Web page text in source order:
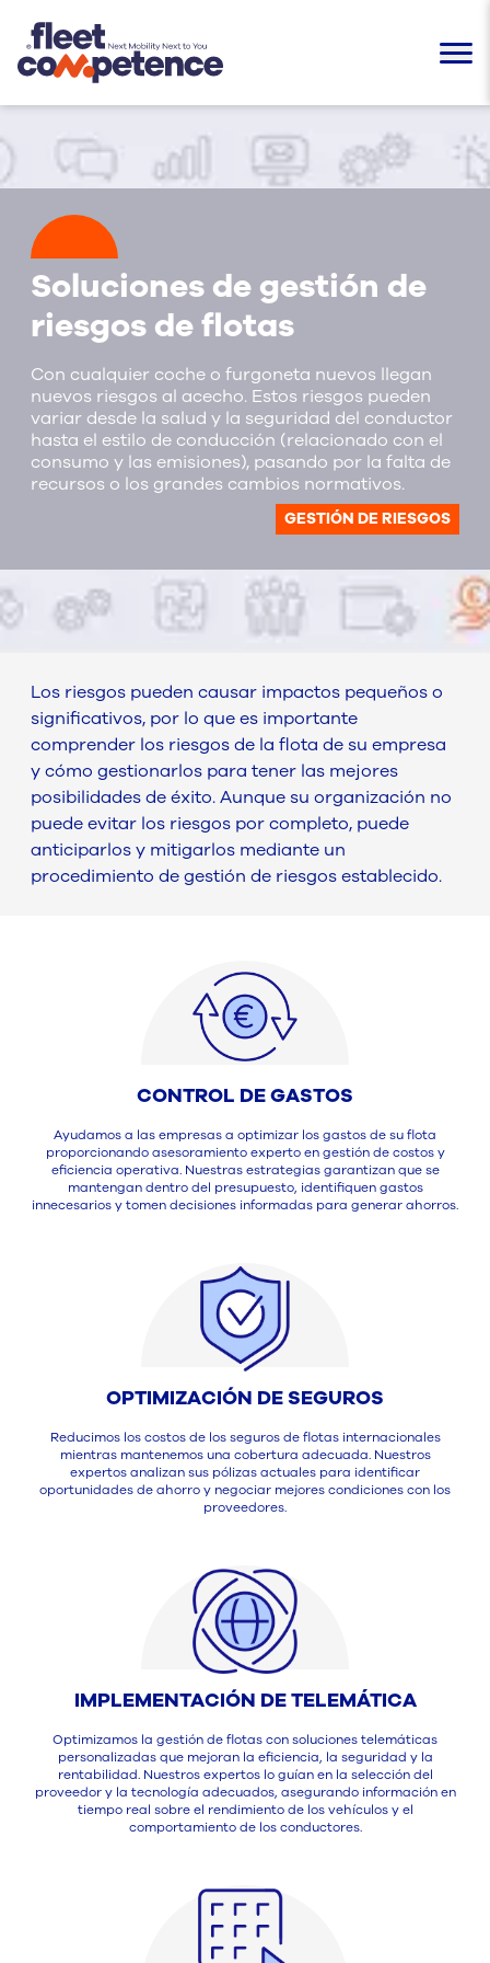
Soluciones de gestión de
riesgos de flotas
Con cualquier coche o furgoneta nuevos llegan
nuevos riesgos al acecho. Estos riesgos pueden
variar desde la salud y la seguridad del conductor
hasta el estilo de conducción (relacionado con el
consumo y las emisiones), pasando por la falta de
recursos o los grandes cambios normativos.
GESTIÓN DE RIESGOS
Los riesgos pueden causar impactos pequeños o
significativos, por lo que es importante
comprender los riesgos de la flota de su empresa
y cómo gestionarlos para tener las mejores
posibilidades de éxito. Aunque su organización no
puede evitar los riesgos por completo, puede
anticiparlos y mitigarlos mediante un
procedimiento de gestión de riesgos establecido.
CONTROL DE GASTOS
Ayudamos a las empresas a optimizar los gastos de su flota
proporcionando asesoramiento experto en gestión de costos y
eficiencia operativa. Nuestras estrategias garantizan que se
mantengan dentro del presupuesto, identifiquen gastos
innecesarios y tomen decisiones informadas para generar ahorros.
OPTIMIZACIÓN DE SEGUROS
Reducimos los costos de los seguros de flotas internacionales
mientras mantenemos una cobertura adecuada. Nuestros
expertos analizan sus pólizas actuales para identificar
oportunidades de ahorro y negociar mejores condiciones con los
proveedores.
IMPLEMENTACIÓN DE TELEMÁTICA
Optimizamos la gestión de flotas con soluciones telemáticas
personalizadas que mejoran la eficiencia, la seguridad y la
rentabilidad. Nuestros expertos lo guían en la selección del
proveedor y la tecnología adecuados, asegurando información en
tiempo real sobre el rendimiento de los vehículos y el
comportamiento de los conductores.